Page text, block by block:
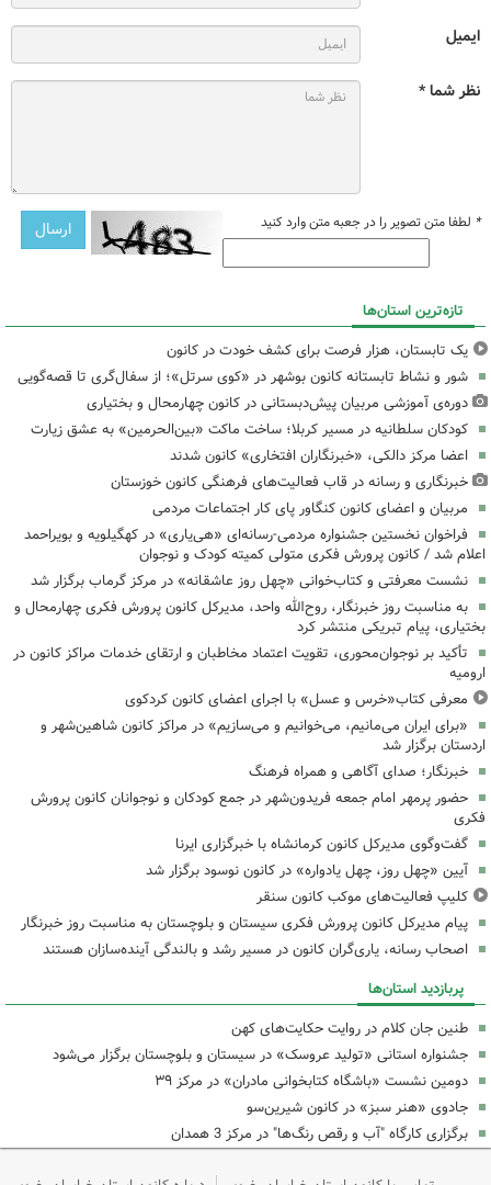
ایمیل
نظر شما *
* لطفا متن تصویر را در جعبه متن وارد کنید
تازه‌ترین استان‌ها
یک تابستان، هزار فرصت برای کشف خودت در کانون
شور و نشاط تابستانه کانون بوشهر در «کوی سرتل»؛ از سفال‌گری تا قصه‌گویی
دوره‌ی آموزشی مربیان پیش‌دبستانی در کانون چهارمحال و بختیاری
کودکان سلطانیه در مسیر کربلا؛ ساخت ماکت «بین‌الحرمین» به عشق زیارت
اعضا مرکز دالکی، «خبرنگاران افتخاری» کانون شدند
خبرنگاری و رسانه در قاب فعالیت‌های فرهنگی کانون خوزستان
مربیان و اعضای کانون کنگاور پای کار اجتماعات مردمی
فراخوان نخستین جشنواره مردمی-رسانه‌ای «هی‌یاری» در کهگیلویه و بویراحمد
اعلام شد / کانون پرورش فکری متولی کمیته کودک و نوجوان
نشست معرفتی و کتاب‌خوانی «چهل روز عاشقانه» در مرکز گرماب برگزار شد
به مناسبت روز خبرنگار، روح‌الله واحد، مدیرکل کانون پرورش فکری چهارمحال و
بختیاری، پیام تبریکی منتشر کرد
تأکید بر نوجوان‌محوری، تقویت اعتماد مخاطبان و ارتقای خدمات مراکز کانون در
ارومیه
معرفی کتاب«خرس و عسل» با اجرای اعضای کانون کردکوی
«برای ایران می‌مانیم، می‌خوانیم و می‌سازیم» در مراکز کانون شاهین‌شهر و
اردستان برگزار شد
خبرنگار؛ صدای آگاهی و همراه فرهنگ
حضور پرمهر امام جمعه فریدون‌شهر در جمع کودکان و نوجوانان کانون پرورش
فکری
گفت‌وگوی مدیرکل کانون کرمانشاه با خبرگزاری ایرنا
آیین «چهل روز، چهل یادواره» در کانون نوسود برگزار شد
کلیپ فعالیت‌های موکب کانون سنقر
پیام مدیرکل کانون پرورش فکری سیستان و بلوچستان به مناسبت روز خبرنگار
اصحاب رسانه، یاری‌گران کانون در مسیر رشد و بالندگی آینده‌سازان هستند
پربازدید استان‌ها
طنین جان کلام در روایت حکایت‌های کهن
جشنواره استانی «تولید عروسک» در سیستان و بلوچستان برگزار می‌شود
دومین نشست «باشگاه کتابخوانی مادران» در مرکز ۳۹
جادوی «هنر سبز» در کانون شیرین‌سو
برگزاری کارگاه "آب و رقص رنگ‌ها" در مرکز 3 همدان